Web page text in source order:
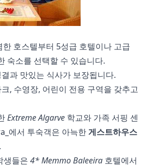
호스텔부터 5성급 호텔이나 고급
숙소를 선택할 수 있습니다.
과 맛있는 식사가 보장됩니다.
, 수영장, 어린이 전용 구역을 갖추고
Extreme Algarve 학교와 가족 서핑 센
에서 투숙객은 아늑한게스트하우스
생들은 4* Memmo Baleeira 호텔에서